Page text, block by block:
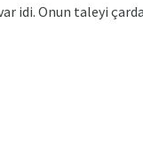
idi. Onun taleyi